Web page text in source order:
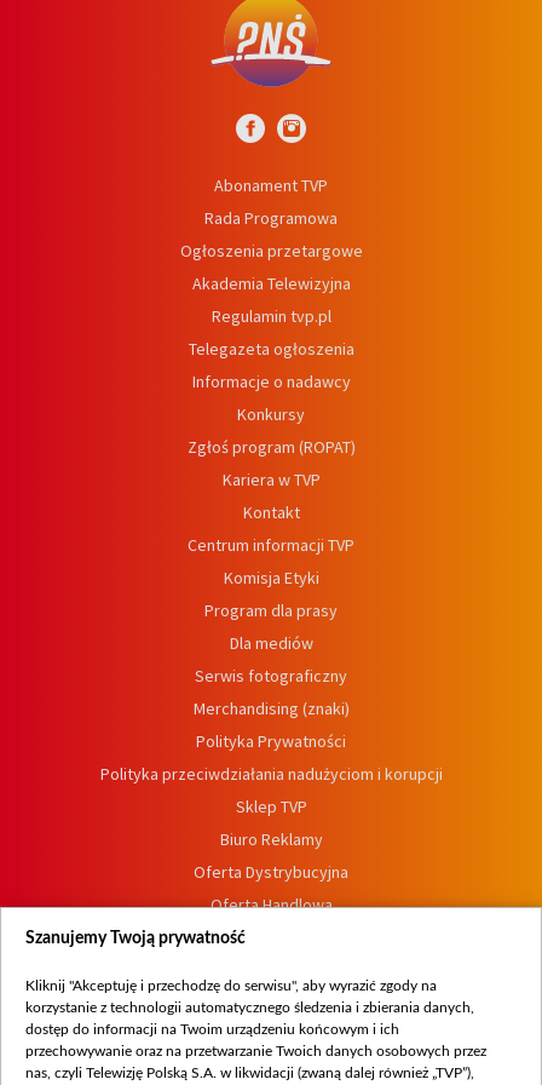
Abonament TVP
Rada Programowa
Ogłoszenia przetargowe
Akademia Telewizyjna
Regulamin tvp.pl
Telegazeta ogłoszenia
Informacje o nadawcy
Konkursy
Zgłoś program (ROPAT)
Kariera w TVP
Kontakt
Centrum informacji TVP
Komisja Etyki
Program dla prasy
Dla mediów
Serwis fotograficzny
Merchandising (znaki)
Polityka Prywatności
Polityka przeciwdziałania nadużyciom i korupcji
Sklep TVP
Biuro Reklamy
Oferta Dystrybucyjna
Oferta Handlowa
Dostępność
Procedura zgłoszeń wewnętrznych
Szanujemy Twoją prywatność
Kliknij "Akceptuję i przechodzę do serwisu", aby wyrazić zgody na
korzystanie z technologii automatycznego śledzenia i zbierania danych,
dostęp do informacji na Twoim urządzeniu końcowym i ich
przechowywanie oraz na przetwarzanie Twoich danych osobowych przez
nas, czyli Telewizję Polską S.A. w likwidacji (zwaną dalej również „TVP”),